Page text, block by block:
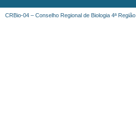
CRBio-04 – Conselho Regional de Biologia 4ª Região